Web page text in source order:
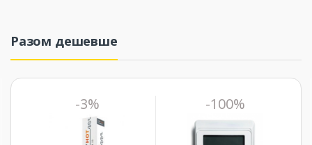
Разом дешевше
-3% -100%